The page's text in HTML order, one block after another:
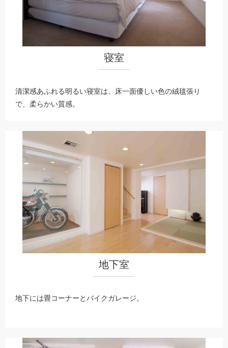
寝室
清潔感あふれる明るい寝室は、床一面優しい色の絨毯張り
で、柔らかい質感。
地下室
地下には畳コーナーとバイクガレージ。